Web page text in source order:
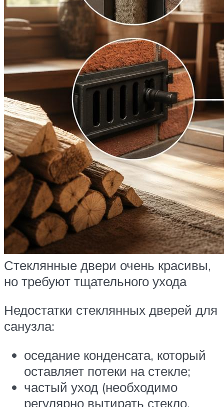
Стеклянные двери очень красивы,
но требуют тщательного ухода
Недостатки стеклянных дверей для
санузла:
оседание конденсата, который
оставляет потеки на стекле;
частый уход (необходимо
регулярно вытирать стекло,